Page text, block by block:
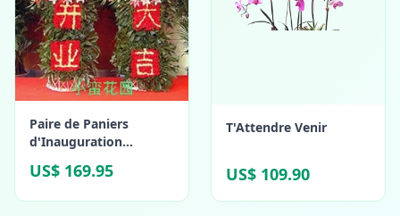
Paire de Paniers
d'Inauguration
US$ 169.95
T'Attendre Venir
US$ 109.90